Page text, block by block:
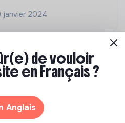
janvier 2024
de vouloir
en Français ?
Anglais